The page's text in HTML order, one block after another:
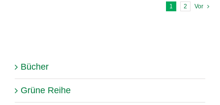
1 2 Vor
Bücher
Grüne Reihe